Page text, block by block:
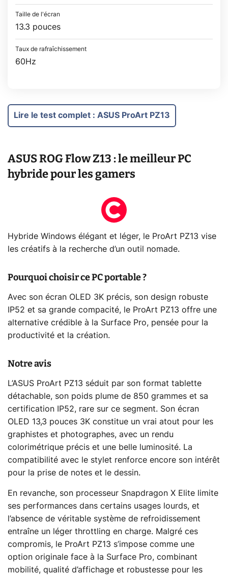
Taille de l'écran
13.3 pouces
Taux de rafraîchissement
60Hz
Lire le test complet : ASUS ProArt PZ13
ASUS ROG Flow Z13 : le meilleur PC
hybride pour les gamers
Hybride Windows élégant et léger, le ProArt PZ13 vise
les créatifs à la recherche d’un outil nomade.
Pourquoi choisir ce PC portable ?
Avec son écran OLED 3K précis, son design robuste
IP52 et sa grande compacité, le ProArt PZ13 offre une
alternative crédible à la Surface Pro, pensée pour la
productivité et la création.
Notre avis
L’ASUS ProArt PZ13 séduit par son format tablette
détachable, son poids plume de 850 grammes et sa
certification IP52, rare sur ce segment. Son écran
OLED 13,3 pouces 3K constitue un vrai atout pour les
graphistes et photographes, avec un rendu
colorimétrique précis et une belle luminosité. La
compatibilité avec le stylet renforce encore son intérêt
pour la prise de notes et le dessin.
En revanche, son processeur Snapdragon X Elite limite
ses performances dans certains usages lourds, et
l’absence de véritable système de refroidissement
entraîne un léger throttling en charge. Malgré ces
compromis, le ProArt PZ13 s’impose comme une
option originale face à la Surface Pro, combinant
mobilité, qualité d’affichage et robustesse pour les